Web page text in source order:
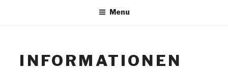
Menu
INFORMATIONEN